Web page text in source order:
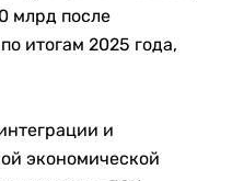
млрд после
итогам 2025 года,
и
экономической